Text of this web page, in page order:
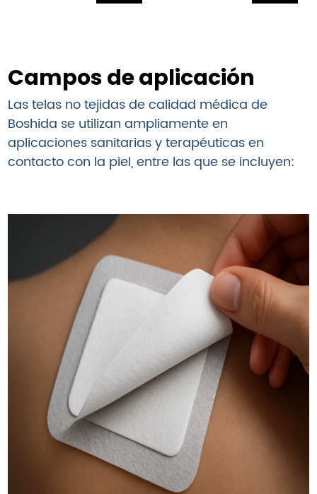
Campos de aplicación
Las telas no tejidas de calidad médica de
Boshida se utilizan ampliamente en
aplicaciones sanitarias y terapéuticas en
contacto con la piel, entre las que se incluyen: